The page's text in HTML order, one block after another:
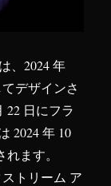
、2024 年
デザインさ
22 日にフラ
2024 年 10
ます。
トリーム ア